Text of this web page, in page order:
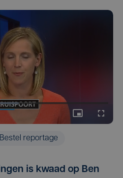
Bestel reportage
is kwaad op Ben